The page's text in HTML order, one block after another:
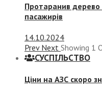
Протаранив дерево
пасажирів
14.10.2024
Prev Next Showing 1
СУСПIЛЬСТВО
Ціни на АЗС скоро